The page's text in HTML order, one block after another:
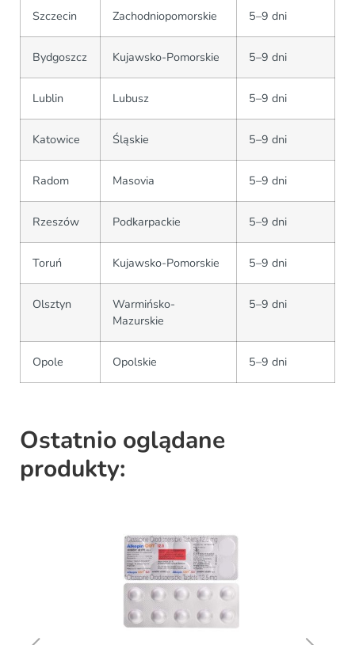
Szczecin Zachodniopomorskie 5–9 dni
Bydgoszcz Kujawsko-Pomorskie 5–9 dni
Lublin Lubusz 5–9 dni
Katowice Śląskie 5–9 dni
Radom Masovia 5–9 dni
Rzeszów Podkarpackie 5–9 dni
Toruń Kujawsko-Pomorskie 5–9 dni
Olsztyn
Warmińsko-
Mazurskie
5–9 dni
Opole Opolskie 5–9 dni
Ostatnio oglądane
produkty: